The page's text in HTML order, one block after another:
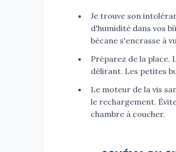
Je trouve son
d'humidité dans vos
bécane s'encrasse à
Préparez de la place.
délirant. Les petites
Le moteur de la vis
le rechargement.
chambre à coucher.